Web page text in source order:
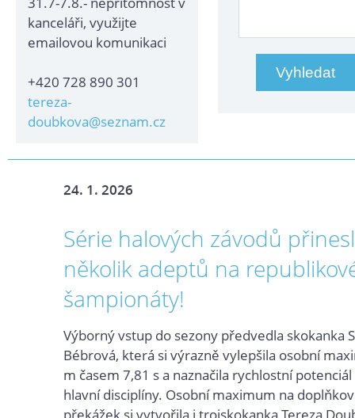
kanceláři, využijte
emailovou komunikaci
+420 728 890 301
tereza-
doubkova@seznam.cz
24. 1. 2026
Série halových závodů
několik adeptů na
šampionáty!
Výborný vstup do sezony předvedla skokanka
Bébrová, která si výrazně vylepšila osobní
m časem 7,81 s a naznačila rychlostní
hlavní disciplíny. Osobní maximum na